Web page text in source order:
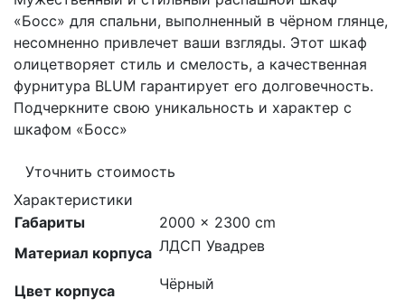
«Босс» для спальни, выполненный в чёрном глянце,
несомненно привлечет ваши взгляды. Этот шкаф
олицетворяет стиль и смелость, а качественная
фурнитура BLUM гарантирует его долговечность.
Подчеркните свою уникальность и характер с
шкафом «Босс»
Уточнить стоимость
Характеристики
Габариты
2000 × 2300 cm
Материал корпуса ЛДСП Увадрев
Цвет корпуса Чёрный